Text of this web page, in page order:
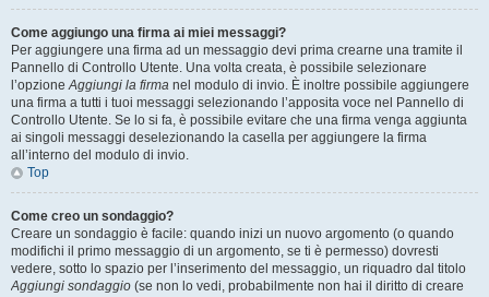
Come aggiungo una firma ai miei messaggi?
Per aggiungere una firma ad un messaggio devi prima crearne una tramite il
Pannello di Controllo Utente. Una volta creata, è possibile selezionare
l’opzioneAggiungi la firma nel modulo di invio. È inoltre possibile aggiungere
una firma a tutti i tuoi messaggi selezionando l’apposita voce nel Pannello di
Controllo Utente. Se lo si fa, è possibile evitare che una firma venga aggiunta
ai singoli messaggi deselezionando la casella per aggiungere la firma
all’interno del modulo di invio.
Top
Come creo un sondaggio?
Creare un sondaggio è facile: quando inizi un nuovo argomento (o quando
modifichi il primo messaggio di un argomento, se ti è permesso) dovresti
vedere, sotto lo spazio per l’inserimento del messaggio, un riquadro dal titolo
Aggiungi sondaggio (se non lo vedi, probabilmente non hai il diritto di creare